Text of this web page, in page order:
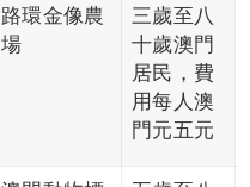
路環金像農
場
三歲至八
十歲澳門
居民，費
用每人澳
門元五元